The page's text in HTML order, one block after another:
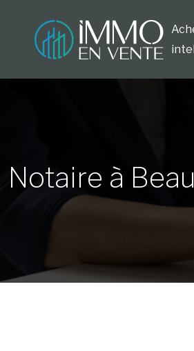
Notaire à